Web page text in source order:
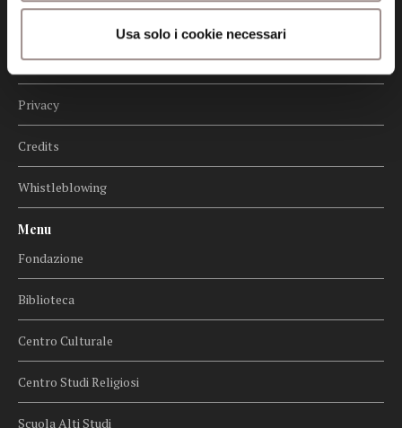
Usa solo i cookie necessari
Cookie policy
Privacy
Credits
Whistleblowing
Menu
Fondazione
Biblioteca
Centro Culturale
Centro Studi Religiosi
Scuola Alti Studi